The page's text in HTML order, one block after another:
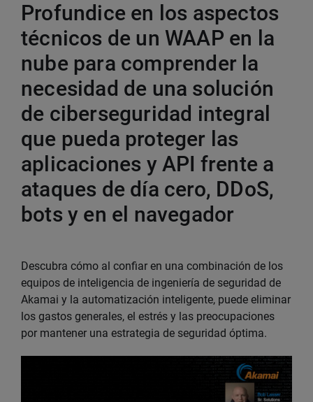
Profundice en los aspectos
técnicos de un WAAP en la
nube para comprender la
necesidad de una solución
de ciberseguridad integral
que pueda proteger las
aplicaciones y API frente a
ataques de día cero, DDoS,
bots y en el navegador
Descubra cómo al confiar en una combinación de los
equipos de inteligencia de ingeniería de seguridad de
Akamai y la automatización inteligente, puede eliminar
los gastos generales, el estrés y las preocupaciones
por mantener una estrategia de seguridad óptima.